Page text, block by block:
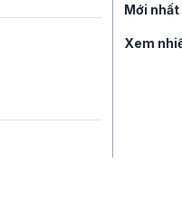
Mới nhất
Xem